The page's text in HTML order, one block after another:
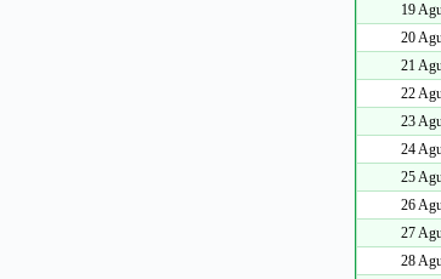
19
20
21
22
23
24
25
26
27
28